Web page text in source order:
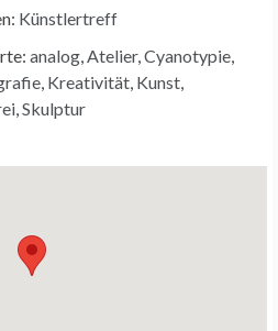
Künstlertreff
analog Atelier, Cyanotypie
Kreativität Kunst
Skulptur